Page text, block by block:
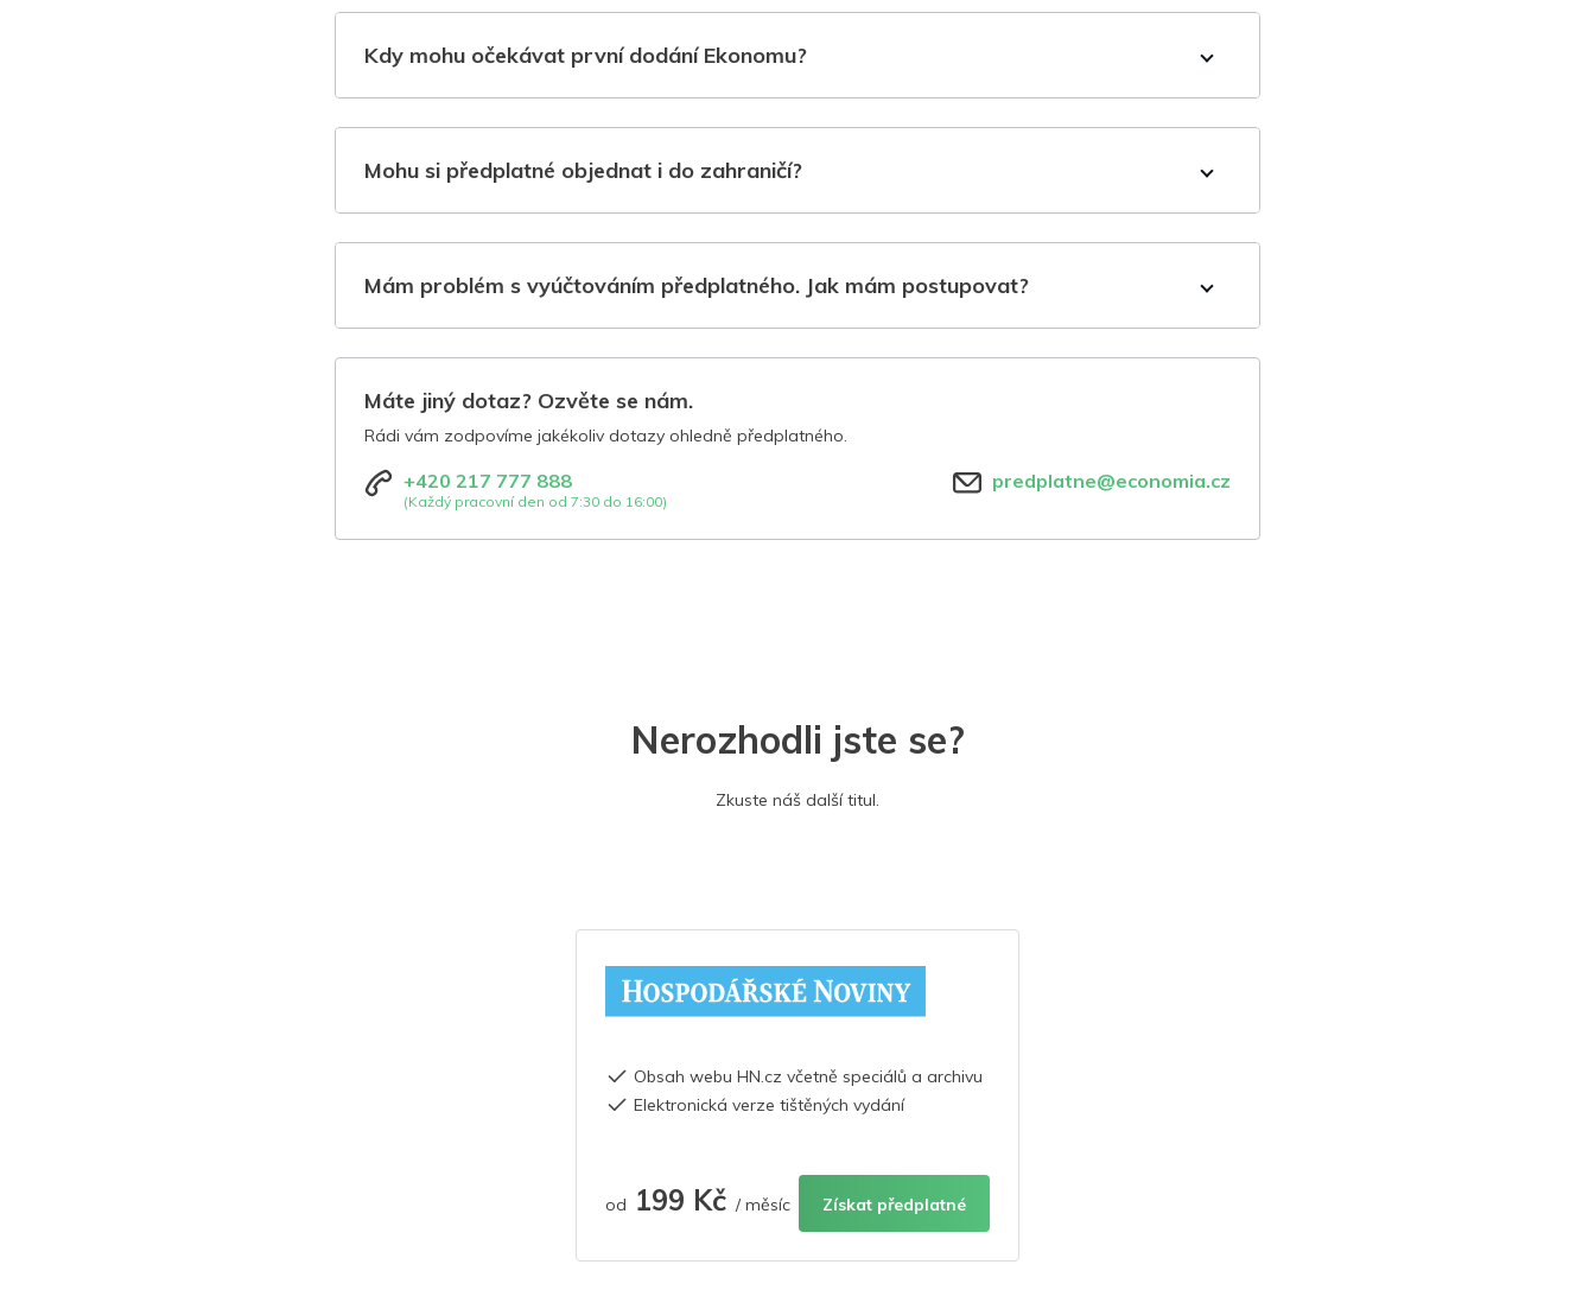
Kdy mohu očekávat první dodání Ekonomu?
Mohu si předplatné objednat i do zahraničí?
Mám problém s vyúčtováním předplatného. Jak mám postupovat?
Máte jiný dotaz? Ozvěte se nám.
Rádi vám zodpovíme jakékoliv dotazy ohledně předplatného.
+420 217 777 888
(Každý pracovní den od 7:30 do 16:00)
predplatne@economia.cz
Nerozhodli jste se?
Zkuste náš další titul.
Obsah webu HN.cz včetně speciálů a archivu
Elektronická verze tištěných vydání
od 199 Kč / měsíc Získat předplatné